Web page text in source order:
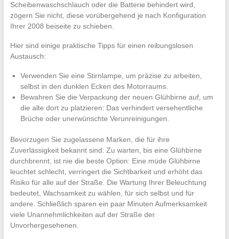
Scheibenwaschschlauch oder die Batterie behindert wird,
zögern Sie nicht, diese vorübergehend je nach Konfiguration
Ihrer 2008 beiseite zu schieben.
Hier sind einige praktische Tipps für einen reibungslosen
Austausch:
Verwenden Sie eine Stirnlampe, um präzise zu arbeiten,
selbst in den dunklen Ecken des Motorraums.
Bewahren Sie die Verpackung der neuen Glühbirne auf, um
die alte dort zu platzieren: Das verhindert versehentliche
Brüche oder unerwünschte Verunreinigungen.
Bevorzugen Sie zugelassene Marken, die für ihre
Zuverlässigkeit bekannt sind. Zu warten, bis eine Glühbirne
durchbrennt, ist nie die beste Option: Eine müde Glühbirne
leuchtet schlecht, verringert die Sichtbarkeit und erhöht das
Risiko für alle auf der Straße. Die Wartung Ihrer Beleuchtung
bedeutet, Wachsamkeit zu wählen, für sich selbst und für
andere. Schließlich sparen ein paar Minuten Aufmerksamkeit
viele Unannehmlichkeiten auf der Straße der
Unvorhergesehenen.